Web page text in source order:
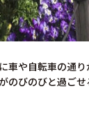
車や自転車の通
のびのびと過ご